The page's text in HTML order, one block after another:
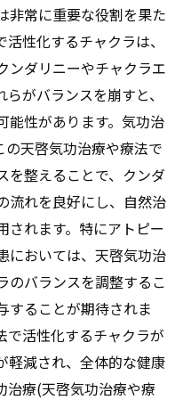
非常に重要な役割を果た
性化するチャクラは、
ンダリニーやチャクラエ
がバランスを崩すと、
能性があります。気功治
天啓気功治療や療法で
を整えることで、クンダ
流れを良好にし、自然治
されます。特にアトピー
においては、天啓気功治
のバランスを調整するこ
することが期待されま
で活性化するチャクラが
軽減され、全体的な健康
治療(天啓気功治療や療